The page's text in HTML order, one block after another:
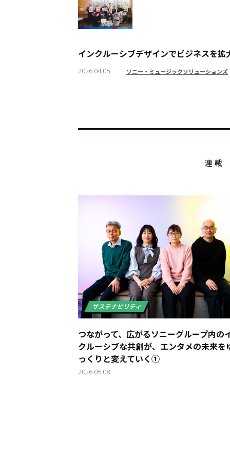
トップ Top
運営会社 プライバシーポリシー 本
インクルーシブデザインでビジネスを
2026.04.05 ソニー・ミュージックソリューションズ
連載
つながって、広がる――ソニーグループ内の
クルーシブな共創が、エンタメの未来を
っくりと変えていく①
2026.05.08